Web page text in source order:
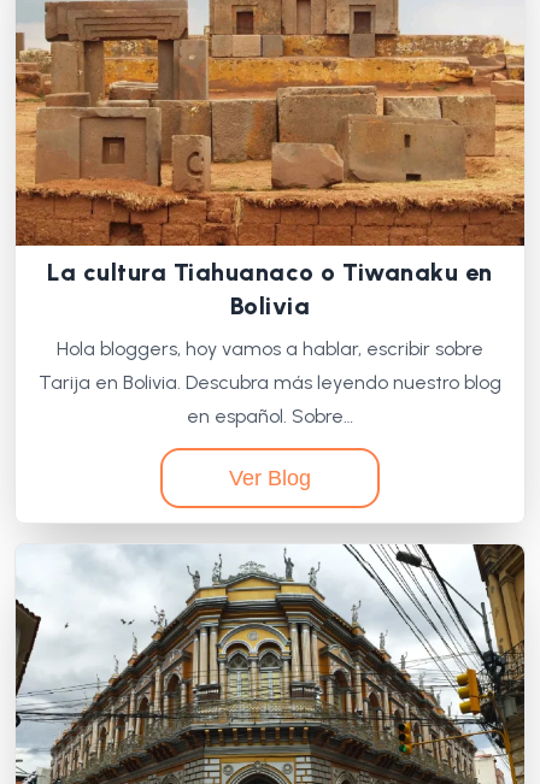
La cultura Tiahuanaco o Tiwanaku en
Bolivia
Hola bloggers, hoy vamos a hablar, escribir sobre
Tarija en Bolivia. Descubra más leyendo nuestro blog
en español. Sobre…
Ver Blog